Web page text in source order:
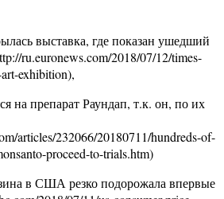
выставка, где показан ушедший
ru.euronews.com/2018/07/12/times-
exhibition),
на препарат Раундап, т.к. он, по их
articles/232066/20180711/hundreds-of-
proceed-to-trials.htm)
в США резко подорожала впервые